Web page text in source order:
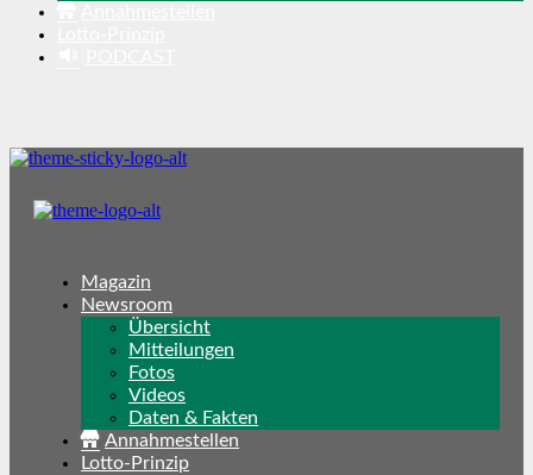
Magazin
Newsroom
Übersicht
Mitteilungen
Fotos
Videos
Daten & Fakten
Annahmestellen
Lotto-Prinzip